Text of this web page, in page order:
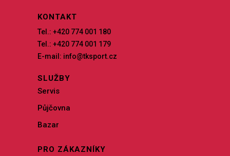
KONTAKT
Tel.: +420 774 001 180
Tel.: +420 774 001 179
E-mail: info@tksport.cz
SLUŽBY
Servis
Půjčovna
Bazar
PRO ZÁKAZNÍKY